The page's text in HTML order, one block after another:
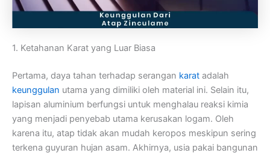
1. Ketahanan Karat yang Luar Biasa
Pertama, daya tahan terhadap serangan karat adalah
keunggulan utama yang dimiliki oleh material ini. Selain itu,
lapisan aluminium berfungsi untuk menghalau reaksi kimia
yang menjadi penyebab utama kerusakan logam. Oleh
karena itu, atap tidak akan mudah keropos meskipun sering
terkena guyuran hujan asam. Akhirnya, usia pakai bangunan